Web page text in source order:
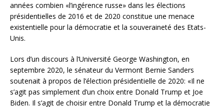
années combien «l’ingérence russe» dans les élections
présidentielles de 2016 et de 2020 constitue une menace
existentielle pour la démocratie et la souveraineté des Etats-
Unis.
Lors d’un discours à l’Université George Washington, en
septembre 2020, le sénateur du Vermont Bernie Sanders
soutenait à propos de l’élection présidentielle de 2020: «Il ne
s’agit pas simplement d’un choix entre Donald Trump et Joe
Biden. Il s’agit de choisir entre Donald Trump et la démocratie